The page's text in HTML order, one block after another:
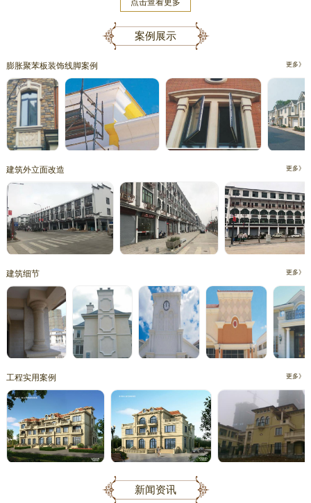
点击查看更多
案例展示
膨胀聚苯板装饰线脚案例 更多》
建筑外立面改造 更多》
建筑细节 更多》
工程实用案例 更多》
新闻资讯